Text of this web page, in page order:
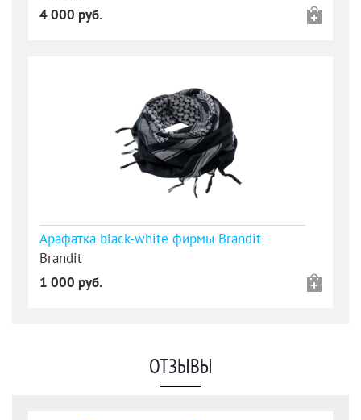
4 000 руб.
Арафатка black-white фирмы Brandit
Brandit
1 000 руб.
ОТЗЫВЫ